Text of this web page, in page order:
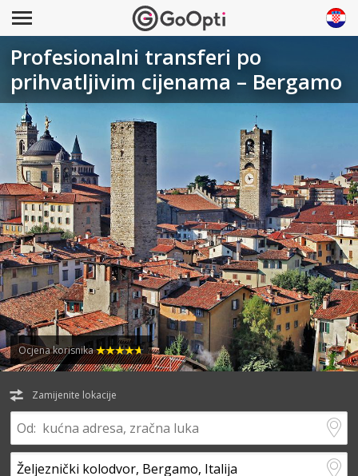
Profesionalni transferi po
prihvatljivim cijenama – Bergamo
Ocjena korisnika
Zamijenite lokacije